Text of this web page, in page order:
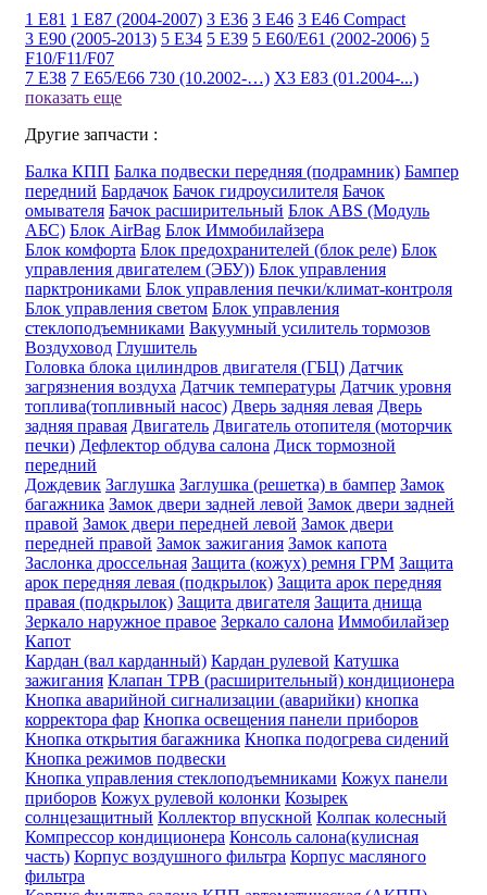
1 E81 1 E87 (2004-2007) 3 E36 3 E46 3 E46 Compact
3 E90 (2005-2013) 5 E34 5 E39 5 E60/E61 (2002-2006) 5
F10/F11/F07
7 E38 7 E65/E66 730 (10.2002-…) X3 E83 (01.2004-...)
показать еще
Другие запчасти :
Балка КПП Балка подвески передняя (подрамник) Бампер
передний Бардачок Бачок гидроусилителя Бачок
омывателя Бачок расширительный Блок ABS (Модуль
АБС) Блок AirBag Блок Иммобилайзера
Блок комфорта Блок предохранителей (блок реле) Блок
управления двигателем (ЭБУ)) Блок управления
парктрониками Блок управления печки/климат-контроля
Блок управления светом Блок управления
стеклоподъемниками Вакуумный усилитель тормозов
Воздуховод Глушитель
Головка блока цилиндров двигателя (ГБЦ) Датчик
загрязнения воздуха Датчик температуры Датчик уровня
топлива(топливный насос) Дверь задняя левая Дверь
задняя правая Двигатель Двигатель отопителя (моторчик
печки) Дефлектор обдува салона Диск тормозной
передний
Дождевик Заглушка Заглушка (решетка) в бампер Замок
багажника Замок двери задней левой Замок двери задней
правой Замок двери передней левой Замок двери
передней правой Замок зажигания Замок капота
Заслонка дроссельная Защита (кожух) ремня ГРМ Защита
арок передняя левая (подкрылок) Защита арок передняя
правая (подкрылок) Защита двигателя Защита днища
Зеркало наружное правое Зеркало салона Иммобилайзер
Капот
Кардан (вал карданный) Кардан рулевой Катушка
зажигания Клапан ТРВ (расширительный) кондиционера
Кнопка аварийной сигнализации (аварийки) кнопка
корректора фар Кнопка освещения панели приборов
Кнопка открытия багажника Кнопка подогрева сидений
Кнопка режимов подвески
Кнопка управления стеклоподъемниками Кожух панели
приборов Кожух рулевой колонки Козырек
солнцезащитный Коллектор впускной Колпак колесный
Компрессор кондиционера Консоль салона(кулисная
часть) Корпус воздушного фильтра Корпус масляного
фильтра